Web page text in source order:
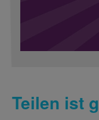
Teilen ist